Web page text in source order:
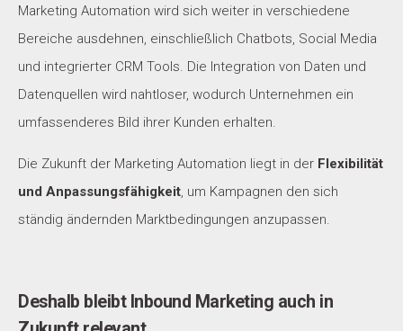
Marketing Automation wird sich weiter in verschiedene
Bereiche ausdehnen, einschließlich Chatbots, Social Media
und integrierter CRM Tools. Die Integration von Daten und
Datenquellen wird nahtloser, wodurch Unternehmen ein
umfassenderes Bild ihrer Kunden erhalten.
Die Zukunft der Marketing Automation liegt in der Flexibilität
und Anpassungsfähigkeit, um Kampagnen den sich
ständig ändernden Marktbedingungen anzupassen.
Deshalb bleibt Inbound Marketing auch in